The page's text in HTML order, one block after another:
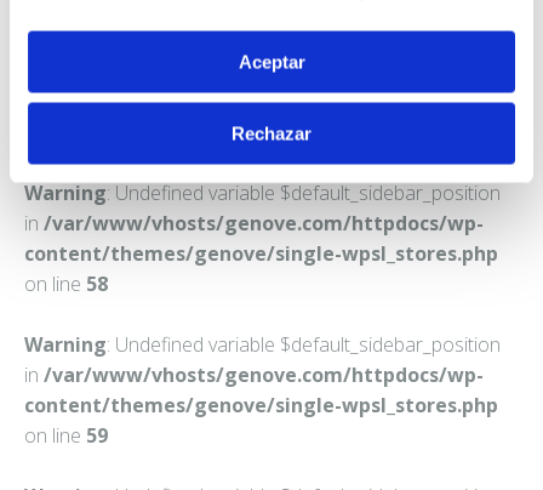
Aceptar
Rechazar
Warning: Undefined variable $default_sidebar_position
in /var/www/vhosts/genove.com/httpdocs/wp-
content/themes/genove/single-wpsl_stores.php
on line 58
Warning: Undefined variable $default_sidebar_position
in /var/www/vhosts/genove.com/httpdocs/wp-
content/themes/genove/single-wpsl_stores.php
on line 59